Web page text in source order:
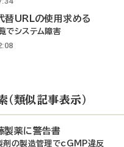
替URLの使用求める
でシステム障害
（類似記事表示）
製薬に警告書
の製造管理でcGMP違反